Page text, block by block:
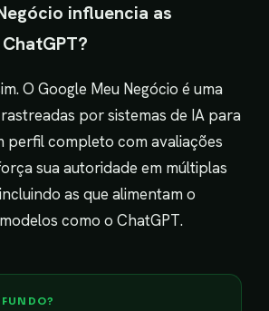
influencia as
O Google Meu Negócio é uma
por sistemas de IA para
perfil completo com avaliações
sua autoridade em múltiplas
as que alimentam o
como o ChatGPT.